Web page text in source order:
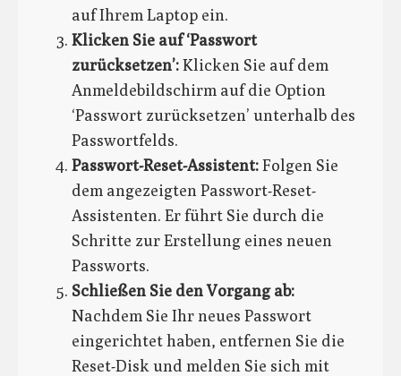
auf Ihrem Laptop ein.
Klicken Sie auf ‘Passwort
zurücksetzen’:Klicken Sie auf dem
Anmeldebildschirm auf die Option
‘Passwort zurücksetzen’ unterhalb des
Passwortfelds.
Passwort-Reset-Assistent:Folgen Sie
dem angezeigten Passwort-Reset-
Assistenten. Er führt Sie durch die
Schritte zur Erstellung eines neuen
Passworts.
Schließen Sie den Vorgang ab:
Nachdem Sie Ihr neues Passwort
eingerichtet haben, entfernen Sie die
Reset-Disk und melden Sie sich mit